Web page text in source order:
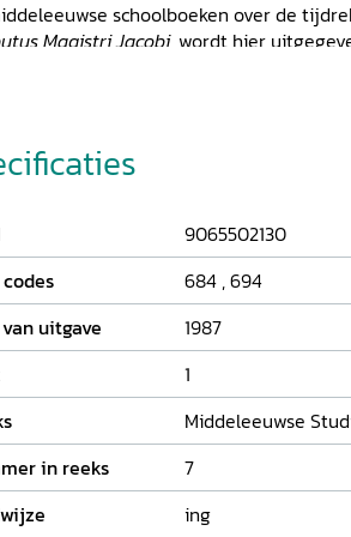
schoolboeken over de
Magistri Jacobi, wordt hier
9065502130
codes
684 ,694
uitgave
1987
1
Middeleeuwse
in reeks
7
ing